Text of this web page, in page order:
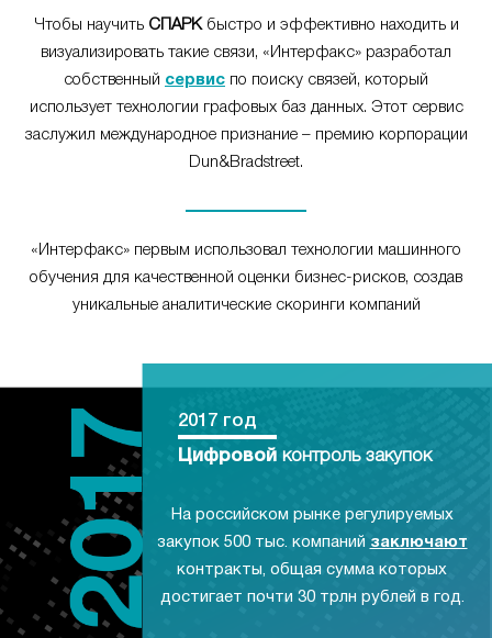
Чтобы научить СПАРКбыстро и эффективно находить и
визуализировать такие связи, «Интерфакс» разработал
собственный сервис по поиску связей, который
использует технологии графовых баз данных. Этот сервис
заслужил международное признание – премию корпорации
Dun&Bradstreet.
«Интерфакс» первым использовал технологии машинного
обучения для качественной оценки бизнес-рисков, создав
уникальные аналитические скоринги компаний
2017 год
Цифровой контроль закупок
На российском рынке регулируемых
закупок 500 тыс. компаний заключают
контракты, общая сумма которых
достигает почти 30 трлн рублей в год.